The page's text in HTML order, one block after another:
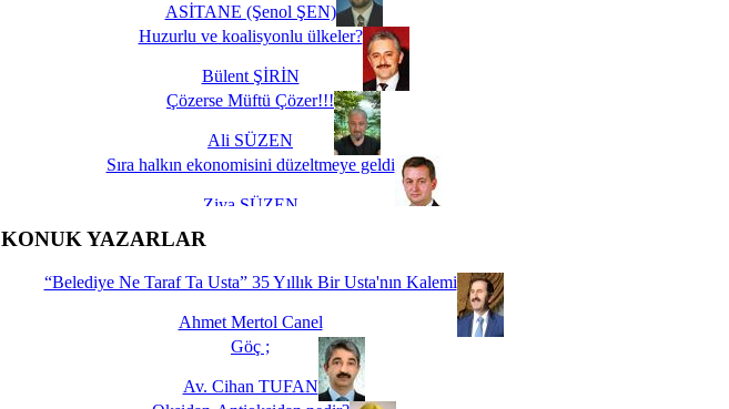
ASİTANE (Şenol ŞEN)
Huzurlu ve koalisyonlu ülkeler?
Bülent ŞİRİN
Çözerse Müftü Çözer!!!
Ali SÜZEN
Sıra halkın ekonomisini düzeltmeye geldi
Ziya SÜZEN
İşte Biz buyuz...
KONUK YAZARLAR
“Belediye Ne Taraf Ta Usta” 35 Yıllık Bir Usta'nın Kalemi
Ahmet Mertol Canel
Göç ;
Av. Cihan TUFAN